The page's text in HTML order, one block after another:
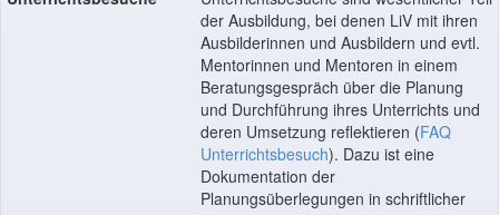
der Ausbildung, bei denen LiV mit ihren
Ausbilderinnen und Ausbildern und evtl.
Mentorinnen und Mentoren in einem
Beratungsgespräch über die Planung
und Durchführung ihres Unterrichts und
deren Umsetzung reflektieren (FAQ
Unterrichtsbesuch). Dazu ist eine
Dokumentation der
Planungsüberlegungen in schriftlicher